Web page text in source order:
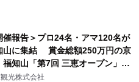
催報告＞プロ24名・アマ120名が
山に集結 賞金総額250万円の京
福知山「第7回 三恵オープン」を
ジュニア選手が予選突破、花道
光株式会社